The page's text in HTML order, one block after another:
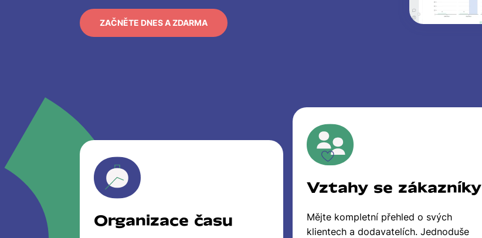
ZAČNĚTE DNES A ZDARMA
Organizace času
Vztahy se zákazníky
Mějte kompletní přehled o svých
klientech a dodavatelích. Jednoduše